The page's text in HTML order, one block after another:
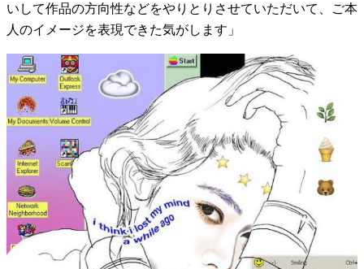
いして作品の方向性などをやりとりさせていただいて、ご本
人のイメージを表現できた気がします」